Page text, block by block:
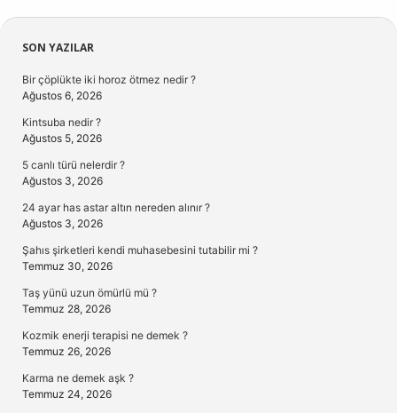
Sidebar
SON YAZILAR
Bir çöplükte iki horoz ötmez nedir ?
Ağustos 6, 2026
Kintsuba nedir ?
Ağustos 5, 2026
5 canlı türü nelerdir ?
Ağustos 3, 2026
24 ayar has astar altın nereden alınır ?
Ağustos 3, 2026
Şahıs şirketleri kendi muhasebesini tutabilir mi ?
Temmuz 30, 2026
Taş yünü uzun ömürlü mü ?
Temmuz 28, 2026
Kozmik enerji terapisi ne demek ?
Temmuz 26, 2026
Karma ne demek aşk ?
Temmuz 24, 2026